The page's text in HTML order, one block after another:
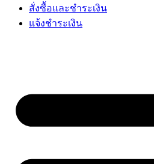
สั่งซื้อและชำระเงิน
แจ้งชำระเงิน